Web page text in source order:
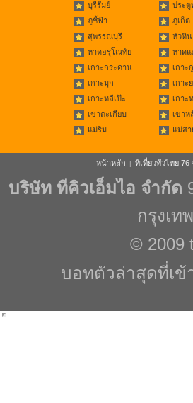
บุรีรัมย์
ประตู
ภูชี้ฟ้า
ภูเก็ต
สุพรรณบุรี
หัวหิน
หาดอรุโณทัย
หาดแ
เกาะกระดาน
เกาะ
เกาะมุก
เกาะ
เกาะหลีเป๊ะ
เกาะ
เขาตะเกียบ
เขาห
แม่ริม
แม่สา
หน้าหลัก | ที่เที่ยวทั่วไทย 76
บริษัท ทีคิวเอ็มไอ จำกัด
กรุงเท
© 2009
บอทตัวล่าสุดที่เข้